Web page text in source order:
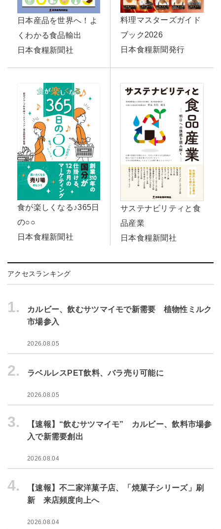
日本産品を世界へ！よ
くわかる食品輸出
日本食糧新聞社
料理マスターズガイド
ブック2026
日本食糧新聞発行
食が楽しくなる♪365日
の○○
日本食糧新聞社
サステナビリティと食
品産業
日本食糧新聞社
アクセスランキング
1.
カルビー、飲むサツマイモで新需要 植物性ミルク
市場参入
2026.08.05
2. ラベルレスPET飲料、バラ売り可能に
2026.08.05
3.
【速報】“飲むサツマイモ” カルビー、飲料市場参
入で新需要創出
2026.08.04
4.
【速報】不二家洋菓子店、「焼菓子シリーズ」刷
新 来店頻度向上へ
2026.08.04